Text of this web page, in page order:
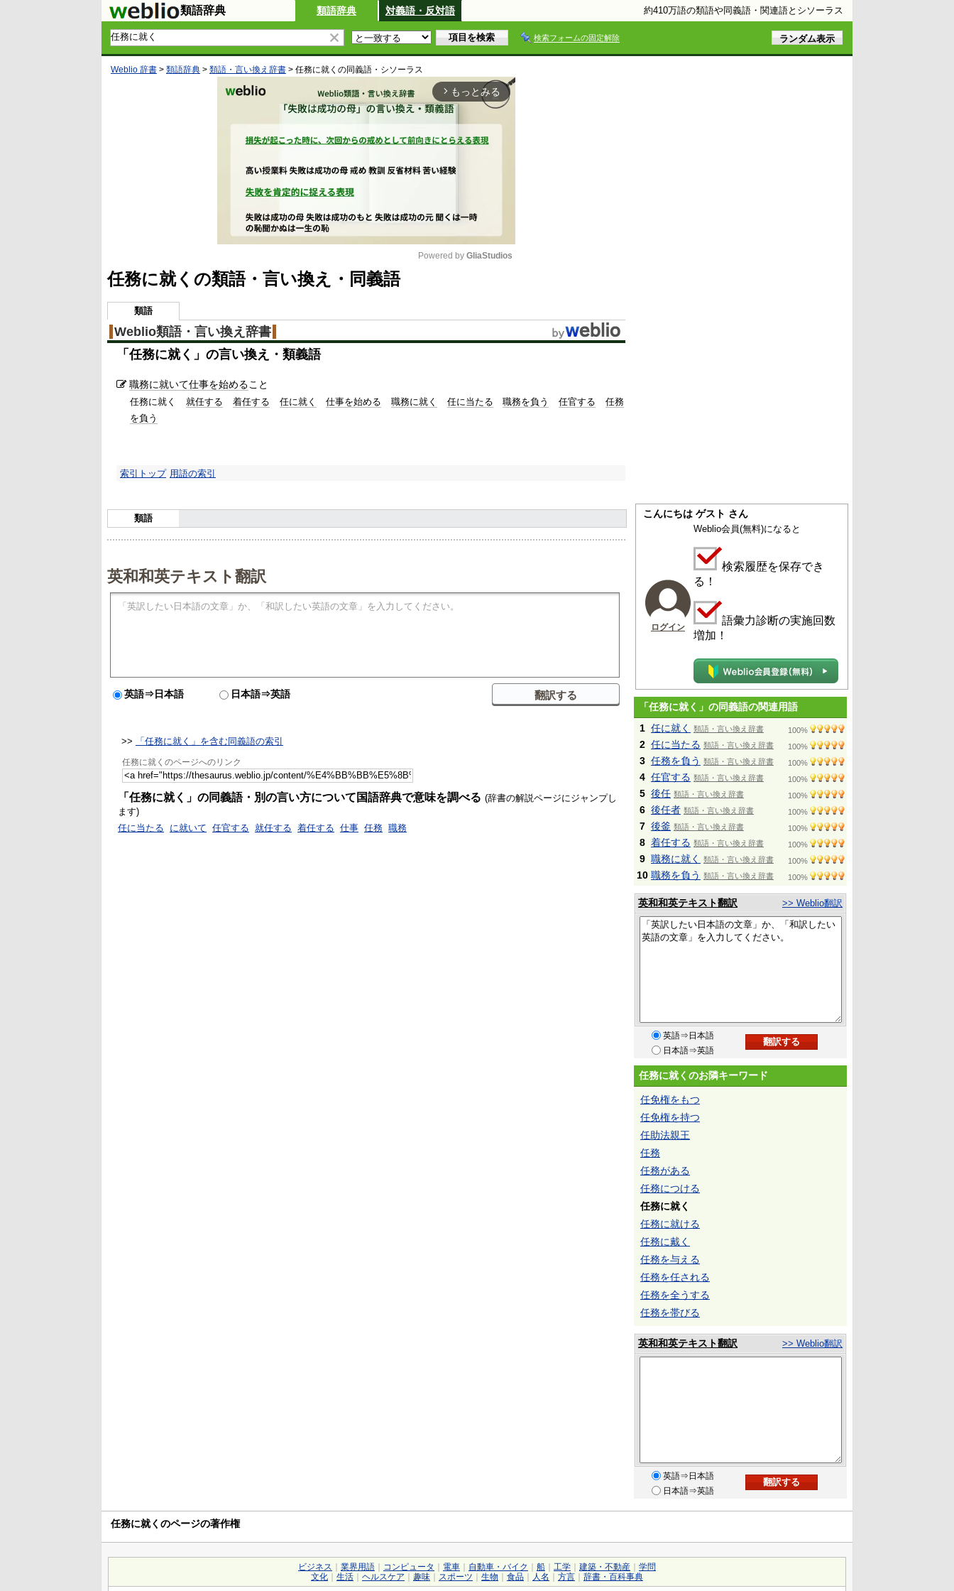
類語辞典 類語辞典 対義語・反対語 約410万語の類語や同義語・関連語とシソーラス
検索フォームの固定解除
Weblio 辞書 > 類語辞典 > 類語・言い換え辞書 > 任務に就く の同義語・シソーラス
arrow_forward_ios もっとみる
Powered by GliaStudios
任務に就くの類語・言い換え・同義語
類語
Weblio類語・言い換え辞書
「任務に就く 」の言い換え・類義語
職務に就いて仕事を始めること
任務に就く 就任する 着任する 任に就く 仕事を始める 職務に就く 任に当たる 職務を負う 任官する
任務
を負う
索引トップ 用語の索引
類語
英和和英テキスト翻訳
英語⇒日本語 日本語⇒英語
>> 「任務に就く」を含む同義語の索引
任務に就くのページへのリンク
「任務に就く」の同義語・別の言い方について国語辞典で意味を調べる (辞書の解説ページにジャンプし
ます)
任に当たる
に就いて 任官する 就任する 着任する 仕事 任務 職務
こんにちは ゲスト さん
ログイン
Weblio会員(無料)になると
検索履歴を保存でき
る！
語彙力診断の実施回数
増加！
「任務に就く」の同義語の関連用語
1 任に就く 類語・言い換え辞書 100%
2 任に当たる 類語・言い換え辞書 100%
3 任務を負う 類語・言い換え辞書 100%
4 任官する 類語・言い換え辞書 100%
5 後任 類語・言い換え辞書 100%
6 後任者 類語・言い換え辞書 100%
7 後釜 類語・言い換え辞書 100%
8 着任する 類語・言い換え辞書 100%
9 職務に就く 類語・言い換え辞書 100%
10 職務を負う 類語・言い換え辞書 100%
英和和英テキスト翻訳 >> Weblio翻訳
英語⇒日本語
日本語⇒英語
任務に就くのお隣キーワード
任免権をもつ
任免権を持つ
任助法親王
任務
任務がある
任務につける
任務に就く
任務に就ける
任務に戴く
任務を与える
任務を任される
任務を全うする
任務を帯びる
英和和英テキスト翻訳 >> Weblio翻訳
英語⇒日本語
日本語⇒英語
任務に就くのページの著作権
ビジネス 業界用語 コンピュータ 電車 自動車・バイク 船 工学 建築・不動産
学問
文化
生活 ヘルスケア 趣味 スポーツ 生物 食品 人名 方言 辞書・百科事典